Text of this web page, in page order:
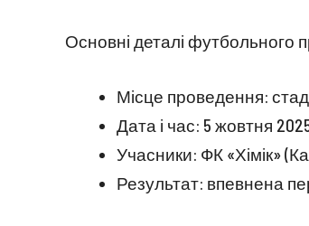
Основні деталі футбольного
Місце проведення:
Дата і час: 5 жовтня
Учасники: ФК «Хімік»
Результат: впевнена